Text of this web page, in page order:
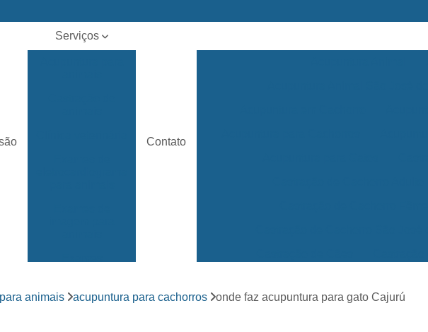
Serviços
Fisioterapia para
Contato
Clínica Veterinária Mais Próxima
animais acupuntura para cachorros onde faz acupuntura para gato Cajurú